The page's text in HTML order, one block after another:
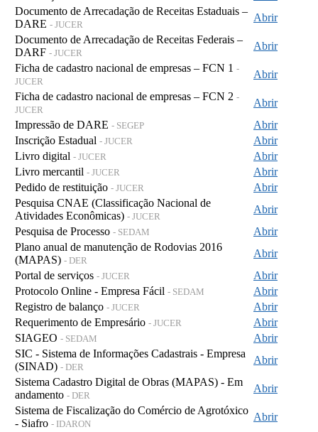
Documento de Arrecadação de Receitas Estaduais –
DARE - JUCER
Abrir
Documento de Arrecadação de Receitas Federais –
DARF - JUCER
Abrir
Ficha de cadastro nacional de empresas – FCN 1 -
JUCER
Abrir
Ficha de cadastro nacional de empresas – FCN 2 -
JUCER
Abrir
Impressão de DARE - SEGEP
Abrir
Inscrição Estadual - JUCER
Abrir
Livro digital - JUCER
Abrir
Livro mercantil - JUCER
Abrir
Pedido de restituição - JUCER
Abrir
Pesquisa CNAE (Classificação Nacional de
Atividades Econômicas) - JUCER
Abrir
Pesquisa de Processo - SEDAM
Abrir
Plano anual de manutenção de Rodovias 2016
(MAPAS) - DER
Abrir
Portal de serviços - JUCER
Abrir
Protocolo Online - Empresa Fácil - SEDAM
Abrir
Registro de balanço - JUCER
Abrir
Requerimento de Empresário - JUCER
Abrir
SIAGEO - SEDAM
Abrir
SIC - Sistema de Informações Cadastrais - Empresa
(SINAD) - DER
Abrir
Sistema Cadastro Digital de Obras (MAPAS) - Em
andamento - DER
Abrir
Sistema de Fiscalização do Comércio de Agrotóxico
- Siafro - IDARON
Abrir